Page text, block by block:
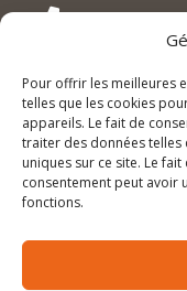
Pour offrir les meilleures
telles que les cookies
appareils. Le fait de
traiter des données telles
uniques sur ce site. Le
consentement peut avoir
fonctions.
contact@magnific-
contact@magnific-
23 Place
© 2026 Magnific
confidentialité